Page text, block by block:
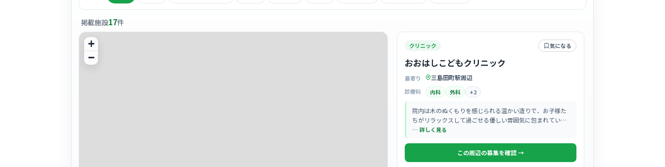
掲載施設17件
+
−
クリニック 気になる
おおはしこどもクリニック
最寄り 三島田町駅周辺
診療科 内科 外科 +2
院内は木のぬくもりを感じられる温かい造りで、お子様た
ちがリラックスして過ごせる優しい雰囲気に包まれていま
す。
… 詳しく見る
この周辺の募集を確認 →